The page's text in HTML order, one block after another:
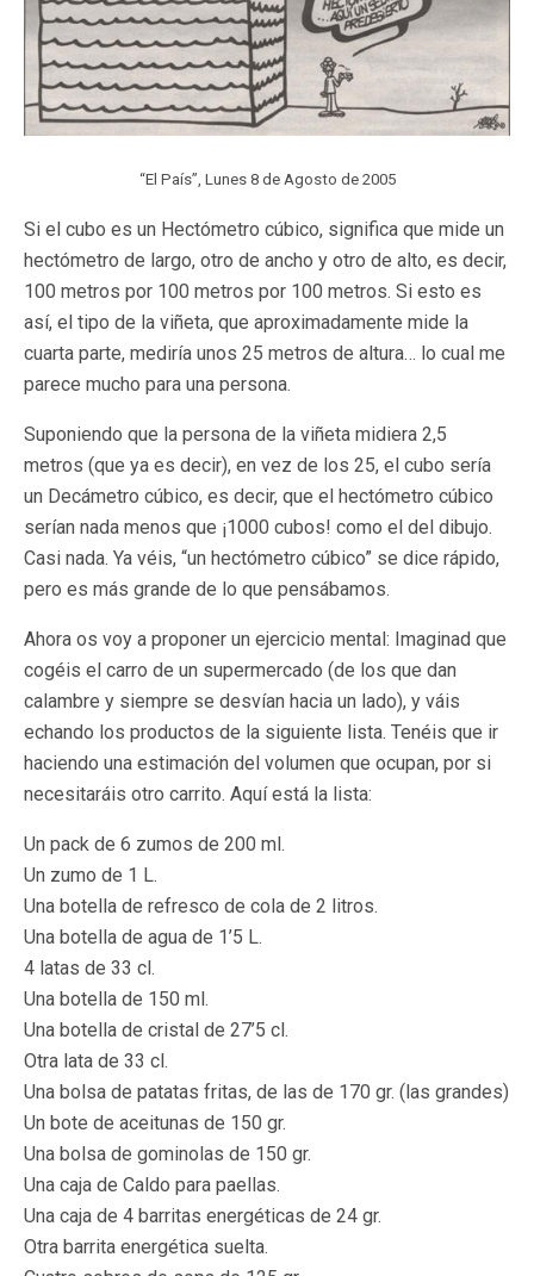
“El País”, Lunes 8 de Agosto de 2005
Si el cubo es un Hectómetro cúbico, significa que mide un
hectómetro de largo, otro de ancho y otro de alto, es decir,
100 metros por 100 metros por 100 metros. Si esto es
así, el tipo de la viñeta, que aproximadamente mide la
cuarta parte, mediría unos 25 metros de altura… lo cual me
parece mucho para una persona.
Suponiendo que la persona de la viñeta midiera 2,5
metros (que ya es decir), en vez de los 25, el cubo sería
un Decámetro cúbico, es decir, que el hectómetro cúbico
serían nada menos que ¡1000 cubos! como el del dibujo.
Casi nada. Ya véis, “un hectómetro cúbico” se dice rápido,
pero es más grande de lo que pensábamos.
Ahora os voy a proponer un ejercicio mental: Imaginad que
cogéis el carro de un supermercado (de los que dan
calambre y siempre se desvían hacia un lado), y váis
echando los productos de la siguiente lista. Tenéis que ir
haciendo una estimación del volumen que ocupan, por si
necesitaráis otro carrito. Aquí está la lista:
Un pack de 6 zumos de 200 ml.
Un zumo de 1 L.
Una botella de refresco de cola de 2 litros.
Una botella de agua de 1’5 L.
4 latas de 33 cl.
Una botella de 150 ml.
Una botella de cristal de 27’5 cl.
Otra lata de 33 cl.
Una bolsa de patatas fritas, de las de 170 gr. (las grandes)
Un bote de aceitunas de 150 gr.
Una bolsa de gominolas de 150 gr.
Una caja de Caldo para paellas.
Una caja de 4 barritas energéticas de 24 gr.
Otra barrita energética suelta.